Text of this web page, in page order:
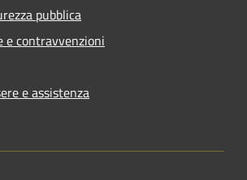
pubblica
e contravvenzioni
e assistenza